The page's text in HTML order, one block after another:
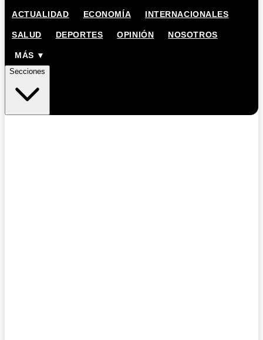
ACTUALIDAD ECONOMÍA INTERNACIONALES
SALUD DEPORTES OPINIÓN NOSOTROS
MÁS ▼
Secciones